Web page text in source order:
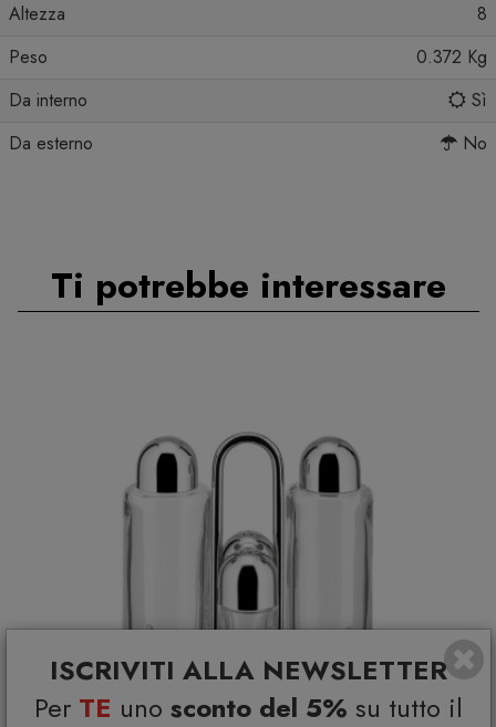
ISCRIVITI ALLA NEWSLETTER
Per TE uno sconto del 5% su tutto il
Altezza
8
Peso
0.372 Kg
Da interno
Sì
Da esterno
No
Ti potrebbe interessare